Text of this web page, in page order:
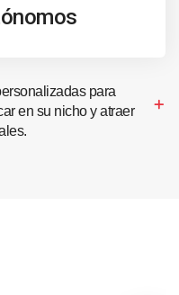
para
en su nicho y atraer